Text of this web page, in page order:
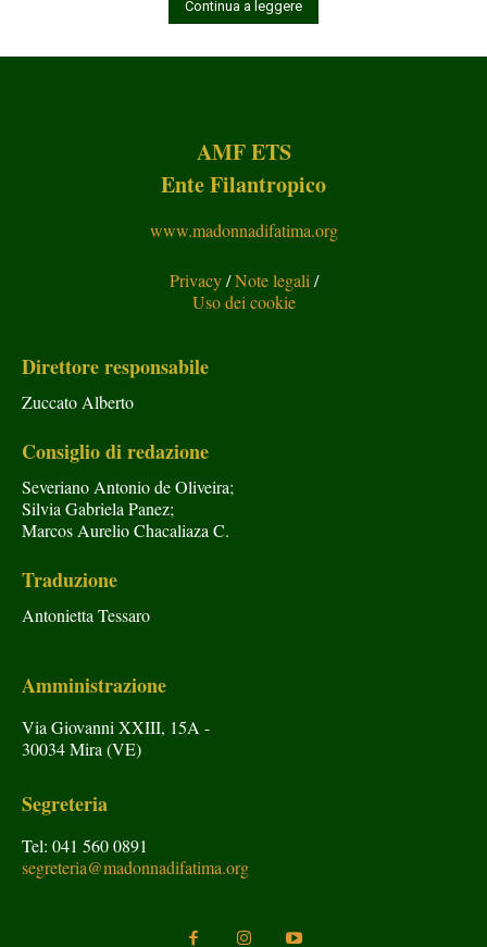
Continua a leggere
AMF ETS
Ente Filantropico
www.madonnadifatima.org
Privacy/Note legali /
Uso dei cookie
Direttore responsabile
Zuccato Alberto
Consiglio di redazione
Severiano Antonio de Oliveira;
Silvia Gabriela Panez;
Marcos Aurelio Chacaliaza C.
Traduzione
Antonietta Tessaro
Amministrazione
Via Giovanni XXIII, 15A -
30034 Mira (VE)
Segreteria
Tel: 041 560 0891
segreteria@madonnadifatima.org